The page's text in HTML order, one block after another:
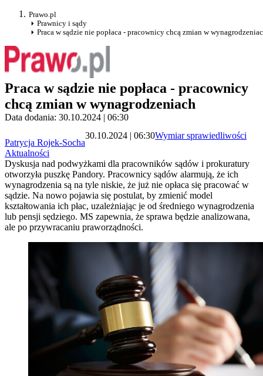
Prawo.pl
Prawnicy i sądy
Praca w sądzie nie popłaca - pracownicy chcą zmian w
Praca w sądzie nie popłaca - pracownicy
chcą zmian w wynagrodzeniach
Data dodania: 30.10.2024 | 06:30
Patrycja Rojek-Socha
30.10.2024 | 06:30Wymiar sprawiedliwości
Aktualności
Dyskusja nad podwyżkami dla pracowników sądów i prokuratury
otworzyła puszkę Pandory. Pracownicy sądów alarmują, że ich
wynagrodzenia są na tyle niskie, że już nie opłaca się pracować w
sądzie. Na nowo pojawia się postulat, by zmienić model
kształtowania ich płac, uzależniając je od średniego wynagrodzenia
lub pensji sędziego. MS zapewnia, że sprawa będzie analizowana,
ale po przywracaniu praworządności.